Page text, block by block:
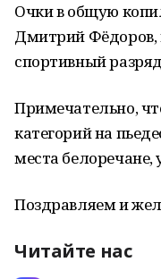
Очки в общую
Дмитрий
спортивный
Примечательно,
категорий на
места
Поздравляем и
Читайте нас